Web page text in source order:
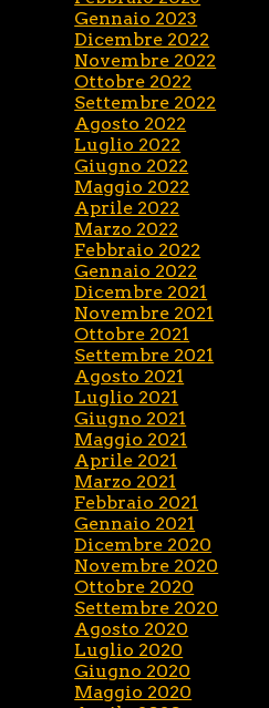
Gennaio 2023
Dicembre 2022
Novembre 2022
Ottobre 2022
Settembre 2022
Agosto 2022
Luglio 2022
Giugno 2022
Maggio 2022
Aprile 2022
Marzo 2022
Febbraio 2022
Gennaio 2022
Dicembre 2021
Novembre 2021
Ottobre 2021
Settembre 2021
Agosto 2021
Luglio 2021
Giugno 2021
Maggio 2021
Aprile 2021
Marzo 2021
Febbraio 2021
Gennaio 2021
Dicembre 2020
Novembre 2020
Ottobre 2020
Settembre 2020
Agosto 2020
Luglio 2020
Giugno 2020
Maggio 2020